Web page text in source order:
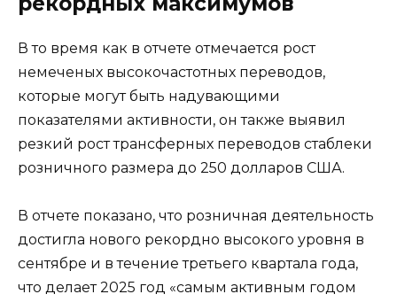
В то время как в отчете отмечается рост
немеченых высокочастотных переводов,
которые могут быть надувающими
показателями активности, он также выявил
резкий рост трансферных переводов стаблеки
розничного размера до 250 долларов США.
В отчете показано, что розничная деятельность
достигла нового рекордно высокого уровня в
сентябре и в течение третьего квартала года,
что делает 2025 год «самым активным годом